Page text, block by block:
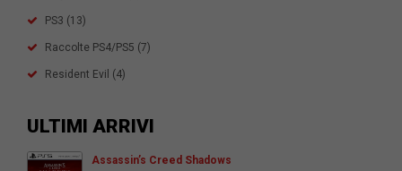
PS3 (13)
Raccolte PS4/PS5 (7)
Resident Evil (4)
ULTIMI ARRIVI
Assassin’s Creed Shadows